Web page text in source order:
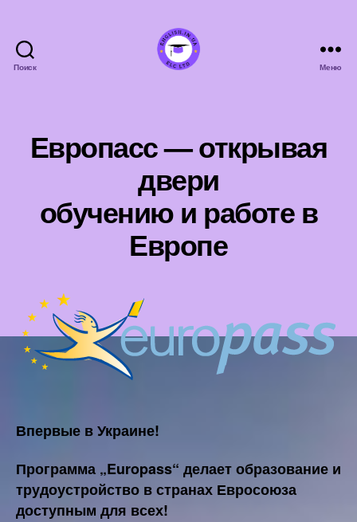
Поиск Меню
Европасс — открывая
двери
обучению и работе в
Европе
Впервые в Украине!
Программа „Europass“ делает образование и
трудоустройство в странах Евросоюза
доступным для всех!